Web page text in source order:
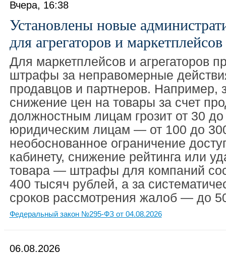
Вчера, 16:38
Установлены новые
для агрегаторов и маркетплейсов
Для маркетплейсов и агрегаторов
штрафы за неправомерные
продавцов и партнеров. Например,
снижение цен на товары за счет
должностным лицам грозит от 30
юридическим лицам — от 100 до
необоснованное ограничение
кабинету, снижение рейтинга или
товара — штрафы для компаний
400 тысяч рублей, а за
сроков рассмотрения жалоб — до
Федеральный закон №295-ФЗ от 04.08.2026
06.08.2026